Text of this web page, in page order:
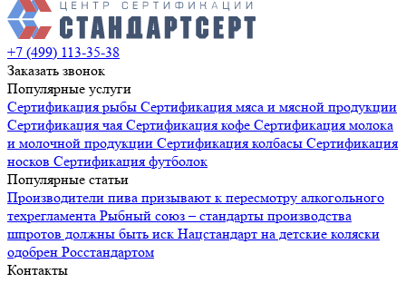
+7 (499) 113-35-38
Заказать звонок
Популярные услуги
Сертификация рыбы Сертификация мяса и мясной продукции
Сертификация чая Сертификация кофе Сертификация молока
и молочной продукции Сертификация колбасы Сертификация
носков Сертификация футболок
Популярные статьи
Производители пива призывают к пересмотру алкогольного
техрегламента Рыбный союз – стандарты производства
шпротов должны быть иск Нацстандарт на детские коляски
одобрен Росстандартом
Контакты